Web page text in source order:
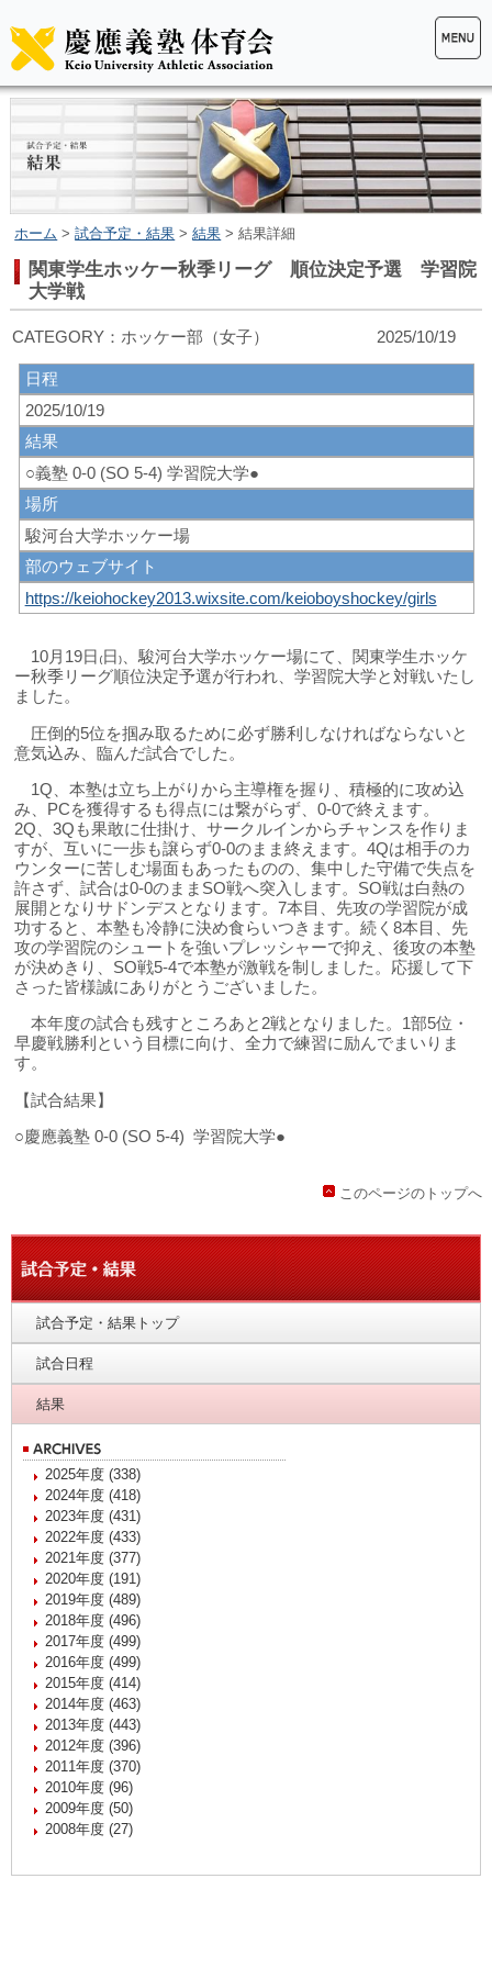
ホーム >試合予定・結果 >結果 > 結果詳細
関東学生ホッケー秋季リーグ 順位決定予選 学習院
大学戦
CATEGORY：ホッケー部（女子） 2025/10/19
日程
2025/10/19
結果
○義塾 0-0 (SO 5-4) 学習院大学●
場所
駿河台大学ホッケー場
部のウェブサイト
https://keiohockey2013.wixsite.com/keioboyshockey/girls
10月19日₍日₎、駿河台大学ホッケー場にて、関東学生ホッケ
ー秋季リーグ順位決定予選が行われ、学習院大学と対戦いたし
ました。
圧倒的5位を掴み取るために必ず勝利しなければならないと
意気込み、臨んだ試合でした。
1Q、本塾は立ち上がりから主導権を握り、積極的に攻め込
み、PCを獲得するも得点には繋がらず、0-0で終えます。
2Q、3Qも果敢に仕掛け、サークルインからチャンスを作りま
すが、互いに一歩も譲らず0-0のまま終えます。4Qは相手のカ
ウンターに苦しむ場面もあったものの、集中した守備で失点を
許さず、試合は0-0のままSO戦へ突入します。SO戦は白熱の
展開となりサドンデスとなります。7本目、先攻の学習院が成
功すると、本塾も冷静に決め食らいつきます。続く8本目、先
攻の学習院のシュートを強いプレッシャーで抑え、後攻の本塾
が決めきり、SO戦5-4で本塾が激戦を制しました。応援して下
さった皆様誠にありがとうございました。
本年度の試合も残すところあと2戦となりました。1部5位・
早慶戦勝利という目標に向け、全力で練習に励んでまいりま
す。
【試合結果】
○慶應義塾 0‐0 (SO 5‐4) 学習院大学●
このページのトップへ
試合予定・結果トップ
試合日程
結果
2025年度 (338)
2024年度 (418)
2023年度 (431)
2022年度 (433)
2021年度 (377)
2020年度 (191)
2019年度 (489)
2018年度 (496)
2017年度 (499)
2016年度 (499)
2015年度 (414)
2014年度 (463)
2013年度 (443)
2012年度 (396)
2011年度 (370)
2010年度 (96)
2009年度 (50)
2008年度 (27)